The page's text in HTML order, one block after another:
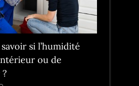
si l’humidité
ou de